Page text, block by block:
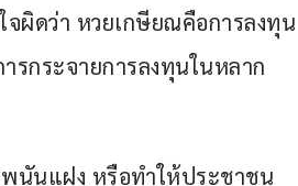
จผิดว่า หวยเกษียณคือการลงทุน
รกระจายการลงทุนในหลาก
พนันแฝง หรือทำให้ประชาชน